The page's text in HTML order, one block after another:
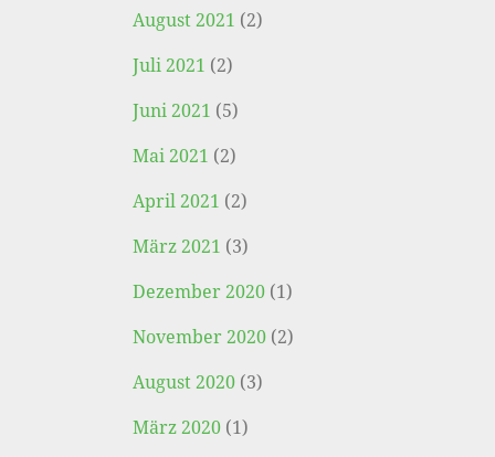
August 2021 (2)
Juli 2021 (2)
Juni 2021 (5)
Mai 2021 (2)
April 2021 (2)
März 2021 (3)
Dezember 2020 (1)
November 2020 (2)
August 2020 (3)
März 2020 (1)